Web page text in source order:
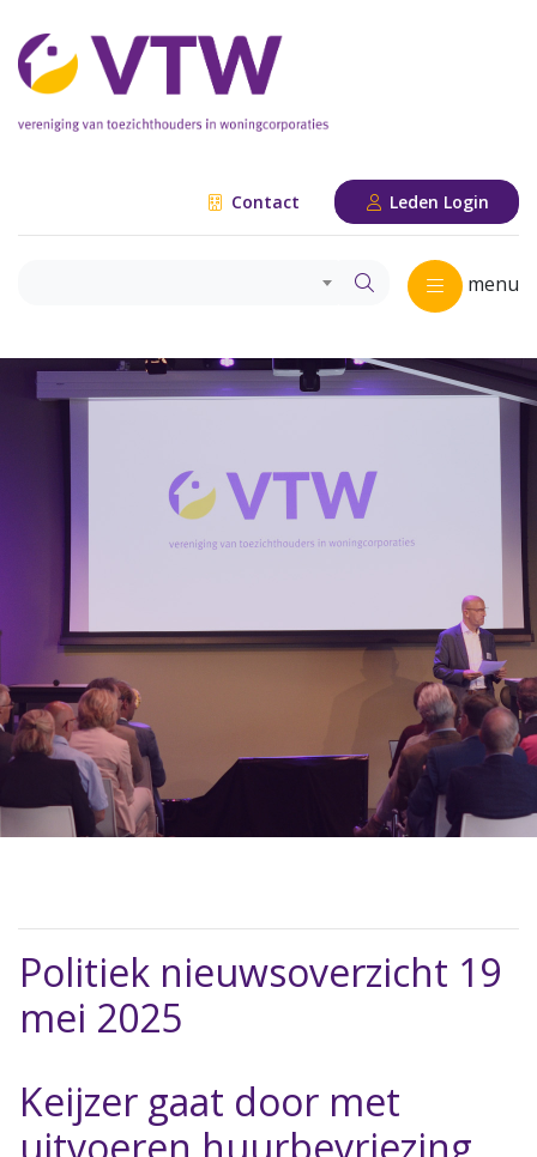
Contact Leden Login
menu
Politiek nieuwsoverzicht 19
mei 2025
Keijzer gaat door met
uitvoeren huurbevriezing